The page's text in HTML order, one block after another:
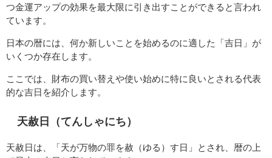
つ金運アップの効果を最大限に引き出すことができると言われ
ています。
日本の暦には、何か新しいことを始めるのに適した「吉日」が
いくつか存在します。
ここでは、財布の買い替えや使い始めに特に良いとされる代表
的な吉日を紹介します。
天赦日（てんしゃにち）
天赦日は、「天が万物の罪を赦（ゆる）す日」とされ、暦の上